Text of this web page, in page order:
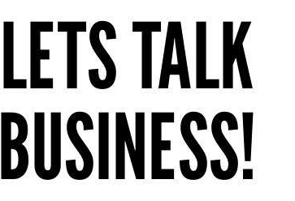
LETS TALK
BUSINESS!